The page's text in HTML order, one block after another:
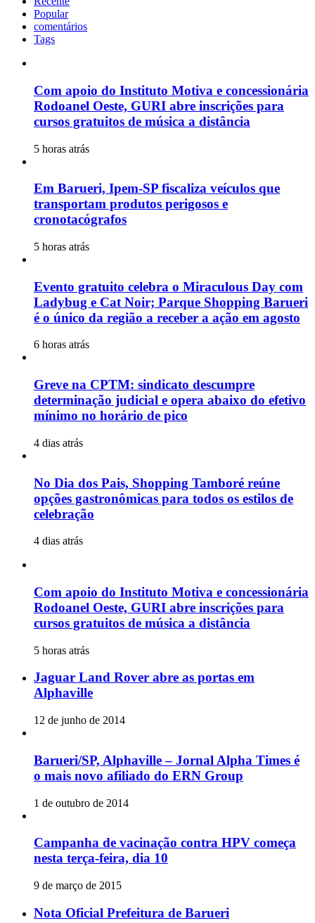
Popular
comentários
Tags
Com apoio do Instituto Motiva e concessionária
Rodoanel Oeste, GURI abre inscrições para
cursos gratuitos de música a distância
5 horas atrás
Em Barueri, Ipem-SP fiscaliza veículos que
transportam produtos perigosos e
cronotacógrafos
5 horas atrás
Evento gratuito celebra o Miraculous Day com
Ladybug e Cat Noir; Parque Shopping Barueri
é o único da região a receber a ação em agosto
6 horas atrás
Greve na CPTM: sindicato descumpre
determinação judicial e opera abaixo do efetivo
mínimo no horário de pico
4 dias atrás
No Dia dos Pais, Shopping Tamboré reúne
opções gastronômicas para todos os estilos de
celebração
4 dias atrás
Com apoio do Instituto Motiva e concessionária
Rodoanel Oeste, GURI abre inscrições para
cursos gratuitos de música a distância
5 horas atrás
Jaguar Land Rover abre as portas em
Alphaville
12 de junho de 2014
Barueri/SP, Alphaville – Jornal Alpha Times é
o mais novo afiliado do ERN Group
1 de outubro de 2014
Campanha de vacinação contra HPV começa
nesta terça-feira, dia 10
9 de março de 2015
Nota Oficial Prefeitura de Barueri